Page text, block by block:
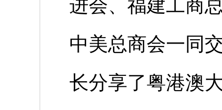
进会、福建工商
中美总商会一同
长分享了粤港澳